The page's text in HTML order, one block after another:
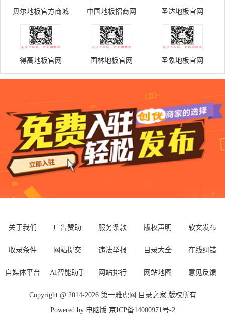
贝尔地板官方商城 中国地板招商网 圣达地板官网
得高地板官网 国林地板官网 圣象地板官网
关于我们 广告赞助 服务条款 版权声明 软文发布
收录条件 网站提交 违法举报 目录大全 在线纠错
自媒体平台 AI智能助手 网站排行 网站地图 意见反馈
Copyright @ 2014-2026 第一雅虎网 目录之家 版权所有
Powered by 电脑版 京ICP备14000971号-2